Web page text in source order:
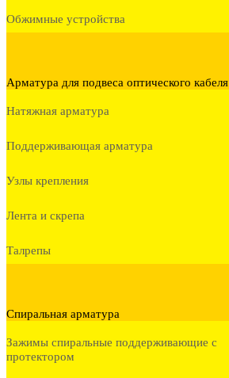
Обжимные устройства
Арматура для подвеса оптического кабеля
Натяжная арматура
Поддерживающая арматура
Узлы крепления
Лента и скрепа
Талрепы
Спиральная арматура
Зажимы спиральные поддерживающие с
протектором